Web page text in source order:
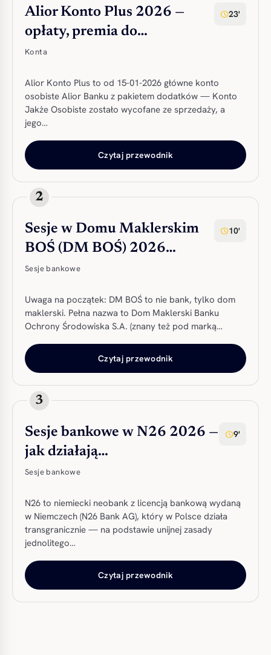
Alior Konto Plus 2026 —
opłaty, premia do…
Konta
schedule23'
Alior Konto Plus to od 15-01-2026 główne konto
osobiste Alior Banku z pakietem dodatków — Konto
Jakże Osobiste zostało wycofane ze sprzedaży, a
jego…
Czytaj przewodnik
2
Sesje w Domu Maklerskim
BOŚ (DM BOŚ) 2026…
Sesje bankowe
schedule10'
Uwaga na początek: DM BOŚ to nie bank, tylko dom
maklerski. Pełna nazwa to Dom Maklerski Banku
Ochrony Środowiska S.A. (znany też pod marką…
Czytaj przewodnik
3
Sesje bankowe w N26 2026 —
jak działają…
Sesje bankowe
schedule9'
N26 to niemiecki neobank z licencją bankową wydaną
w Niemczech (N26 Bank AG), który w Polsce działa
transgranicznie — na podstawie unijnej zasady
jednolitego…
Czytaj przewodnik